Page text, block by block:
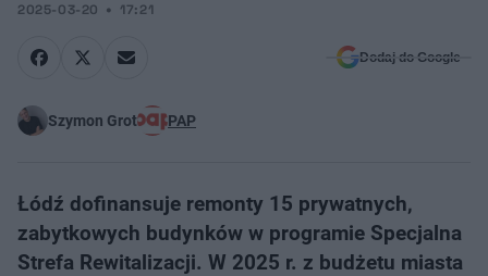
2025-03-20 17:21
Dodaj do Google
Szymon Grot PAP
Łódź dofinansuje remonty 15 prywatnych,
zabytkowych budynków w programie Specjalna
Strefa Rewitalizacji. W 2025 r. z budżetu miasta